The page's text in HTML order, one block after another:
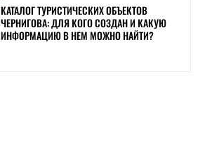
КАТАЛОГ ТУРИСТИЧЕСКИХ ОБЪЕКТОВ
ЧЕРНИГОВА: ДЛЯ КОГО СОЗДАН И КАКУЮ
ИНФОРМАЦИЮ В НЕМ МОЖНО НАЙТИ?